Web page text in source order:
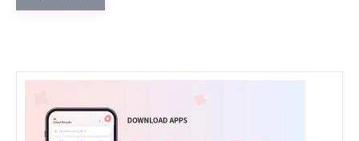
Layanan